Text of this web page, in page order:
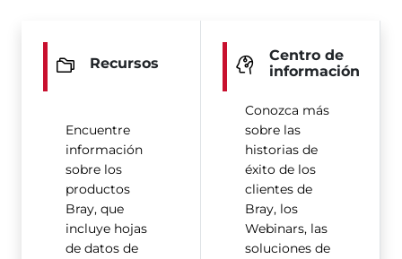
Recursos
Encuentre
información
sobre los
productos
Bray, que
incluye hojas
de datos de
Centro de
información
Conozca más
sobre las
historias de
éxito de los
clientes de
Bray, los
Webinars, las
soluciones de